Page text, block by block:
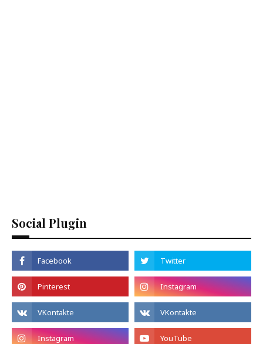
Social Plugin